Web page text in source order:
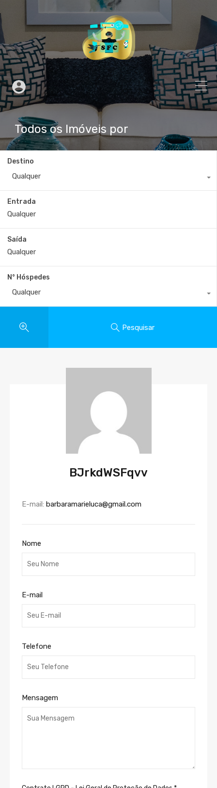
Todos os Imóveis por
Destino
Qualquer
Entrada
Saída
N° Hóspedes
Qualquer
Pesquisar
BJrkdWSFqvv
E-mail: barbaramarieluca@gmail.com
Nome
E-mail
Telefone
Mensagem